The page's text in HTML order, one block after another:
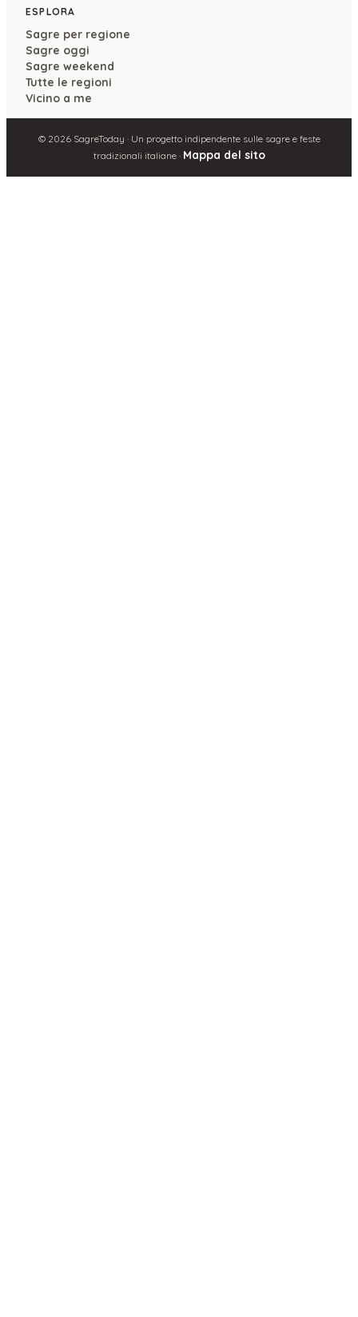
ESPLORA
Sagre per regione
Sagre oggi
Sagre weekend
Tutte le regioni
Vicino a me
© 2026SagreToday · Un progetto indipendente sulle sagre e feste
tradizionali italiane · Mappa del sito